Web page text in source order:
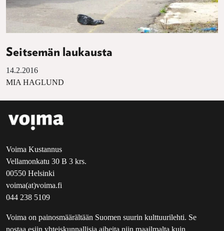
Seitsemän laukausta
14.2.2016
MIA HAGLUND
Voima Kustannus
Vellamonkatu 30 B 3 krs.
00550 Helsinki
voima(at)voima.fi
044 238 5109
Voima on painosmäärältään Suomen suurin kulttuurilehti. Se
nostaa esiin yhteiskunnallisia aiheita niin maailmalta kuin